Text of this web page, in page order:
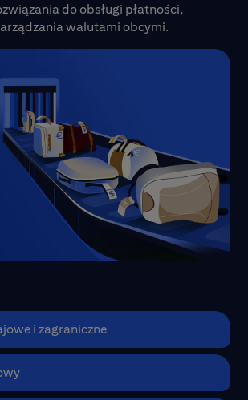
do obsługi płatności,
walutami obcymi.
i zagraniczne
operacje krajowe i